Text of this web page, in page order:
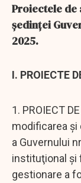
Proiectele de
ședinței
2025.
I. PROIECTE
1. PROIECT
modificarea şi
a Guvernului
instituţional şi
gestionare a